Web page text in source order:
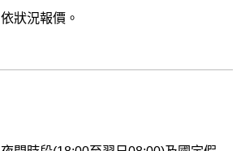
依狀況報價。